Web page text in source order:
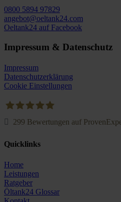
0800 5894 97829
angebot@oeltank24.com
Oeltank24 auf Facebook
Impressum & Datenschutz
Impressum
Datenschutzerklärung
Cookie Einstellungen
299 Bewertungen auf
Quicklinks
Home
Leistungen
Ratgeber
Öltank24 Glossar